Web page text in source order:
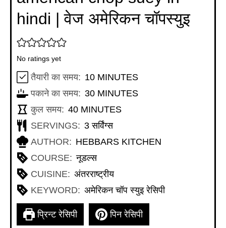
hindi | वेज अमेरिकन चॉपस्युइ
No ratings yet
तैयारी का समय: 10MINUTES
MINUTES
पकाने का समय: 30MINUTES
MINUTES
कुल समय: 40MINUTES
MINUTES
SERVINGS: 3 सर्विंग्स
AUTHOR: HEBBARS KITCHEN
COURSE: नूडल्स
CUISINE: अंतरराष्ट्रीय
KEYWORD: अमेरिकन चॉप स्युइ रेसिपी
प्रिन्ट रेसिपी पिन रेसिपी